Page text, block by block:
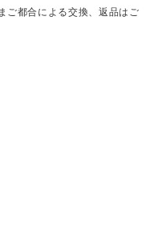
ご都合による交換、返品はご